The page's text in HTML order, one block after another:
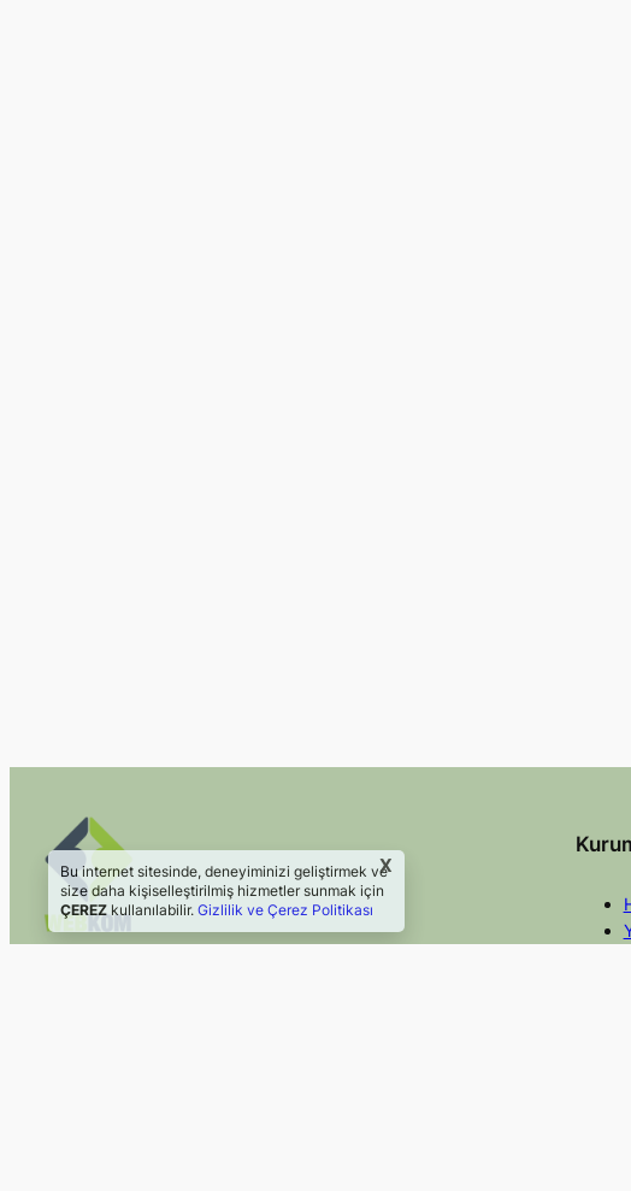
Bu internet sitesinde, deneyiminizi geliştirmek ve
size daha kişiselleştirilmiş hizmetler sunmak için
ÇEREZ kullanılabilir. Gizlilik ve Çerez Politikası
X